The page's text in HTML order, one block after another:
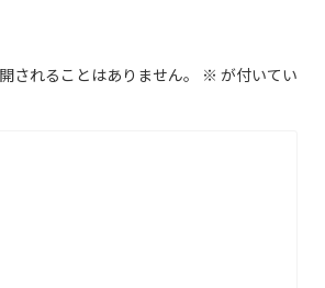
されることはありません。 ※ が付いてい